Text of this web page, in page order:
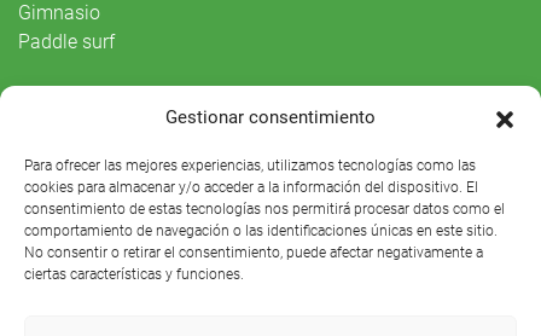
Gestionar consentimiento
Para ofrecer las mejores experiencias, utilizamos tecnologías como las
cookies para almacenar y/o acceder a la información del dispositivo. El
consentimiento de estas tecnologías nos permitirá procesar datos como el
comportamiento de navegación o las identificaciones únicas en este sitio.
No consentir o retirar el consentimiento, puede afectar negativamente a
ciertas características y funciones.
Gimnasio
Paddle surf
Agenda